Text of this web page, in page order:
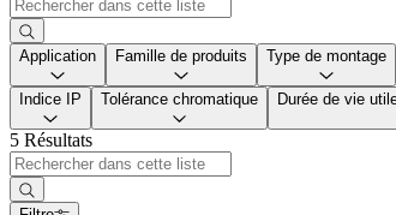
Application Famille de produits Type de montage
Indice IP Tolérance chromatique Durée de vie
5 Résultats